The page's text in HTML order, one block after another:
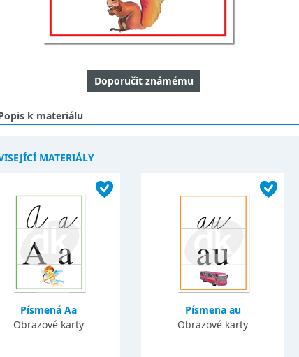
Doporučit známému
k materiálu
MATERIÁLY
Písmená Aa
Obrazové karty
Písmena au
Obrazové karty